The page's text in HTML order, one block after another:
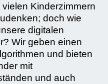
Kinderzimmern
doch wie
digitalen
Wir geben einen
und bieten
mit
und auch